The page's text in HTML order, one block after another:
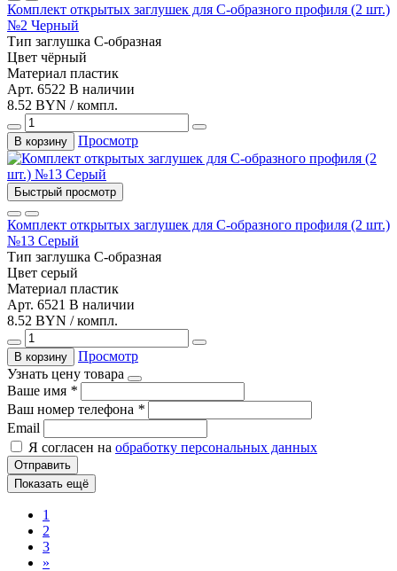
Комплект открытых заглушек для С-образного профиля (2 шт.)
№2 Черный
Тип заглушка С-образная
Цвет чёрный
Материал пластик
Арт. 6522 В наличии
8.52 BYN / компл.
В корзину Просмотр
Быстрый просмотр
Комплект открытых заглушек для С-образного профиля (2 шт.)
№13 Серый
Тип заглушка С-образная
Цвет серый
Материал пластик
Арт. 6521 В наличии
8.52 BYN / компл.
В корзину
Просмотр
Узнать цену товара
Ваше имя *
Ваш номер телефона *
Email
Я согласен на обработку персональных данных
Отправить
Показать ещё
1
2
3
»